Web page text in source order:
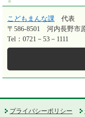
こどもまんな課
代表
〒586-8501
河内長野市
Tel：0721－53－1111
プライバシーポリシー